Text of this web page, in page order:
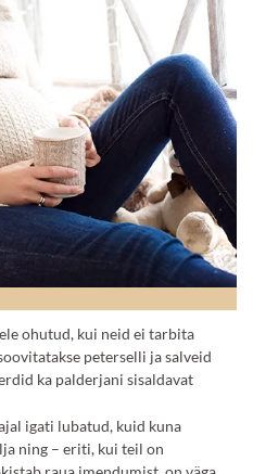
ohutud, kui neid ei tarbita
peterselli ja salveid
ka palderjani sisaldavat
igati lubatud, kuid kuna
ning – eriti, kui teil on